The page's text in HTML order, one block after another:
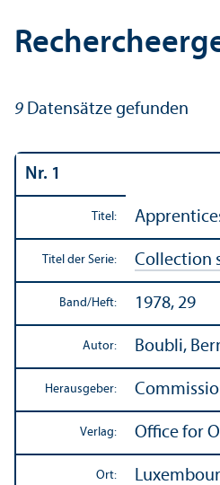
9 Datensätze gefunden
Nr. 1
Titel:
Titel der Serie: Collection
Band/Heft: 1978, 29
Autor: Boubli,
Herausgeber:
Verlag: Office for
Ort: